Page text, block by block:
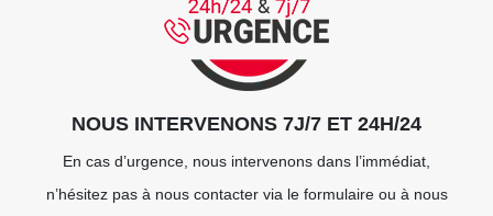
NOUS INTERVENONS 7J/7 ET 24H/24
En cas d’urgence, nous intervenons dans l’immédiat,
n’hésitez pas à nous contacter via le formulaire ou à nous